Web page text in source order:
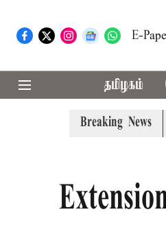
E-
தமிழகம்
Breaking News
ந் தேதி வரை நடைபெறும் -